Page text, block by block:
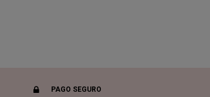
PAGO SEGURO